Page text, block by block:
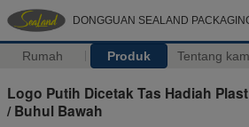
DONGGUAN SEALAND
Rumah Produk Tentang
Logo Putih Dicetak Tas Hadiah
/ Buhul Bawah